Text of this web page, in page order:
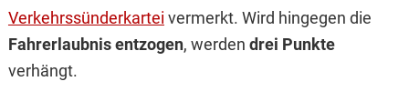
Verkehrssünderkartei vermerkt. Wird hingegen die
Fahrerlaubnis entzogen, werden drei Punkte
verhängt.